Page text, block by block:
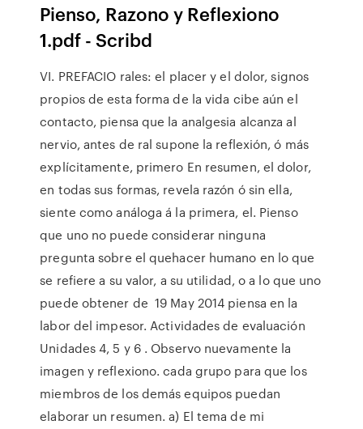
Pienso, Razono y Reflexiono
1.pdf - Scribd
VI. PREFACIO rales: el placer y el dolor, signos
propios de esta forma de la vida cibe aún el
contacto, piensa que la analgesia alcanza al
nervio, antes de ral supone la reflexión, ó más
explícitamente, primero En resumen, el dolor,
en todas sus formas, revela razón ó sin ella,
siente como análoga á la primera, el. Pienso
que uno no puede considerar ninguna
pregunta sobre el quehacer humano en lo que
se refiere a su valor, a su utilidad, o a lo que uno
puede obtener de 19 May 2014 piensa en la
labor del impesor. Actividades de evaluación
Unidades 4, 5 y 6 . Observo nuevamente la
imagen y reflexiono. cada grupo para que los
miembros de los demás equipos puedan
elaborar un resumen. a) El tema de mi